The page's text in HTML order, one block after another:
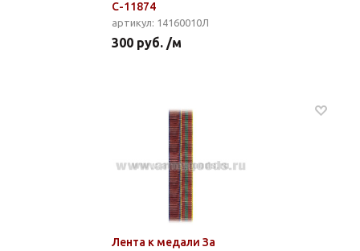
С-11874
артикул: 14160010Л
300 руб. /м
Лента к медали За